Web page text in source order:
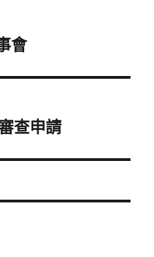
會
查申請